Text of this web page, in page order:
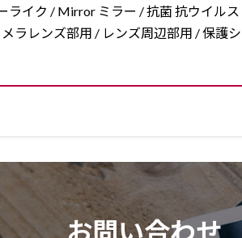
ライク / Mirror ミラー / 抗菌 抗ウイル
ラレンズ部用 / レンズ周辺部用 / 保護
お問い合わせ